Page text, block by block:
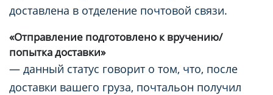
доставлена в отделение почтовой связи.
«Отправление подготовлено к вручению/
попытка доставки»
— данный статус говорит о том, что, после
доставки вашего груза, почтальон получил